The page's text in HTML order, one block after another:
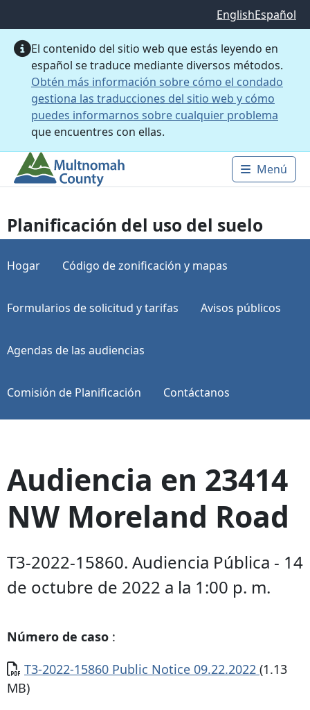
EnglishEspañol
El contenido del sitio web que estás leyendo en
español se traduce mediante diversos métodos.
Obtén más información sobre cómo el condado
gestiona las traducciones del sitio web y cómo
puedes informarnos sobre cualquier problema
que encuentres con ellas.
Main
Menú
Planificación del uso del suelo
Hogar Código de zonificación y mapas
Formularios de solicitud y tarifas Avisos públicos
Agendas de las audiencias
Comisión de Planificación Contáctanos
Audiencia en 23414
NW Moreland Road
T3-2022-15860. Audiencia Pública - 14
de octubre de 2022 a la 1:00 p. m.
Número de caso :
Documento
T3-2022-15860 Public Notice 09.22.2022 (1.13
MB)